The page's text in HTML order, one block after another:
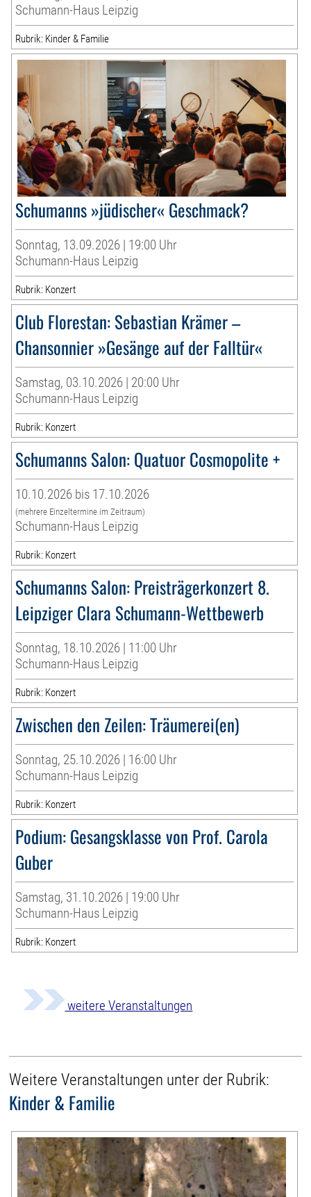
Schumann-Haus Leipzig
Rubrik: Kinder & Familie
Schumanns »jüdischer« Geschmack?
Sonntag, 13.09.2026 | 19:00 Uhr
Schumann-Haus Leipzig
Rubrik: Konzert
Club Florestan: Sebastian Krämer –
Chansonnier »Gesänge auf der Falltür«
Samstag, 03.10.2026 | 20:00 Uhr
Schumann-Haus Leipzig
Rubrik: Konzert
Schumanns Salon: Quatuor Cosmopolite +
10.10.2026 bis 17.10.2026
(mehrere Einzeltermine im Zeitraum)
Schumann-Haus Leipzig
Rubrik: Konzert
Schumanns Salon: Preisträgerkonzert 8.
Leipziger Clara Schumann-Wettbewerb
Sonntag, 18.10.2026 | 11:00 Uhr
Schumann-Haus Leipzig
Rubrik: Konzert
Zwischen den Zeilen: Träumerei(en)
Sonntag, 25.10.2026 | 16:00 Uhr
Schumann-Haus Leipzig
Rubrik: Konzert
Podium: Gesangsklasse von Prof. Carola
Guber
Samstag, 31.10.2026 | 19:00 Uhr
Schumann-Haus Leipzig
Rubrik: Konzert
weitere Veranstaltungen
Weitere Veranstaltungen unter der Rubrik:
Kinder & Familie